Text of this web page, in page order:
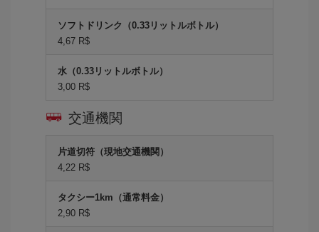
ソフトドリンク（0.33リットルボトル）
4,67 R$
水（0.33リットルボトル）
3,00 R$
交通機関
片道切符（現地交通機関）
4,22 R$
タクシー1km（通常料金）
2,90 R$